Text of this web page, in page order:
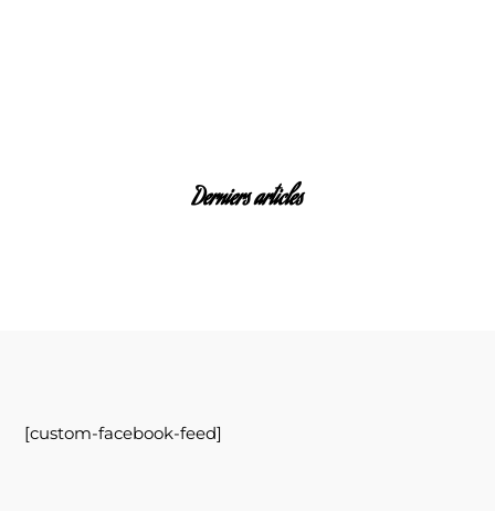
Derniers articles
[custom-facebook-feed]